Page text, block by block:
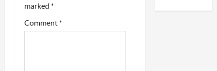
g
a
marked *
Comment *